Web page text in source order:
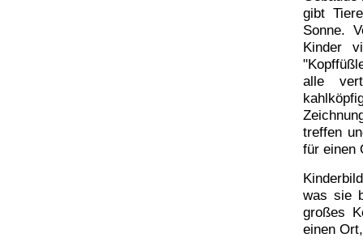
gibt
Sonne.
Kinder
alle
treffen
für einen
was sie
großes
einen